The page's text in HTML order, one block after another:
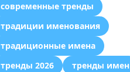
современные тренды
традиции именования
традиционные имена
тренды 2026
тренды имен